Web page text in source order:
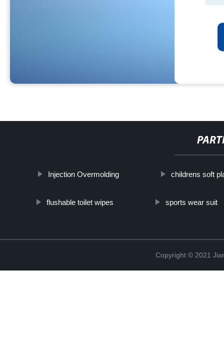
Injection Overmolding childrens soft
flushable toilet wipes sports wear suit
Copyright © 2021